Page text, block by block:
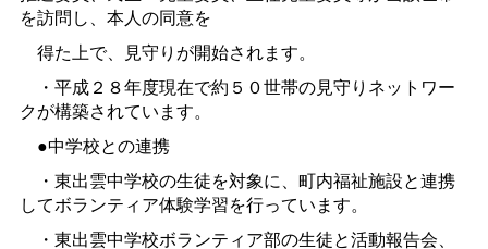
を訪問し、本人の同意を
得た上で、見守りが開始されます。
・平成２８年度現在で約５０世帯の見守りネットワー
クが構築されています。
●中学校との連携
・東出雲中学校の生徒を対象に、町内福祉施設と連携
してボランティア体験学習を行っています。
・東出雲中学校ボランティア部の生徒と活動報告会、